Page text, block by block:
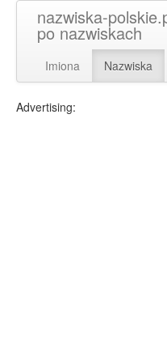
nazwiska-
po nazwiskach
Imiona Nazwiska
Advertising: